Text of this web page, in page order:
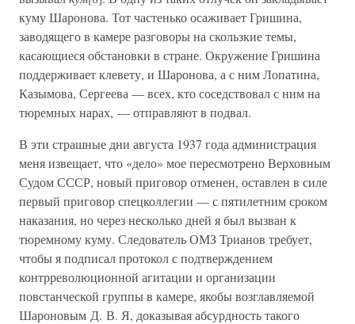
куму Шаронова. Тот частенько осаживает Гришина,
заводящего в камере разговоры на скользкие темы,
касающиеся обстановки в стране. Окружение Гришина
поддерживает клевету, и Шаронова, а с ним Лопатина,
Казымова, Сергеева — всех, кто соседствовал с ним на
тюремных нарах, — отправляют в подвал.
В эти страшные дни августа 1937 года администрация
меня извещает, что «дело» мое пересмотрено Верховным
Судом СССР, новый приговор отменен, оставлен в силе
первый приговор спецколлегии — с пятилетним сроком
наказания, но через несколько дней я был вызван к
тюремному куму. Следователь ОМЗ Трианов требует,
чтобы я подписал протокол с подтверждением
контрреволюционной агитации и организации
повстанческой группы в камере, якобы возглавляемой
Шароновым Д. В. Я, доказывая абсурдность такого